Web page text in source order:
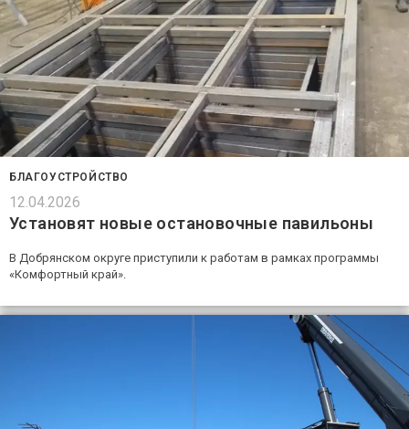
БЛАГОУСТРОЙСТВО
12.04.2026
Установят новые остановочные павильоны
В Добрянском округе приступили к работам в рамках программы
«Комфортный край».